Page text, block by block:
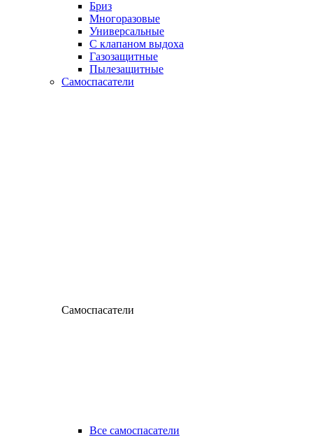
Бриз
Многоразовые
Универсальные
С клапаном выдоха
Газозащитные
Пылезащитные
Самоспасатели
Самоспасатели
Все самоспасатели